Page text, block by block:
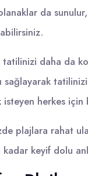
da
daha da
herkes
plajlara rahat
keyif dolu